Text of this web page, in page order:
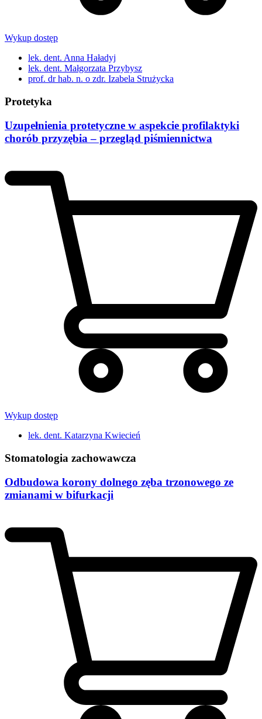
Wykup dostęp
lek. dent. Anna Haładyj
lek. dent. Małgorzata Przybysz
prof. dr hab. n. o zdr. Izabela Strużycka
Protetyka
Uzupełnienia protetyczne w aspekcie profilaktyki
chorób przyzębia – przegląd piśmiennictwa
Wykup dostęp
lek. dent. Katarzyna Kwiecień
Stomatologia zachowawcza
Odbudowa korony dolnego zęba trzonowego ze
zmianami w bifurkacji